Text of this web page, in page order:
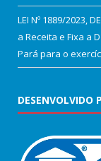
LEI Nº 1889/2023,
a Receita e Fixa a
Pará para o
DESENVOLVIDO